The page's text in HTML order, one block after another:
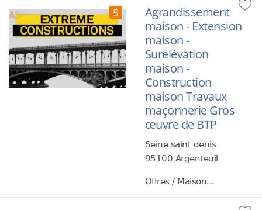
5
Agrandissement
maison - Extension
maison -
Surélévation
maison -
Construction
maison Travaux
maçonnerie Gros
œuvre de BTP
Seine saint denis
95100 Argenteuil
Offres / Maison...